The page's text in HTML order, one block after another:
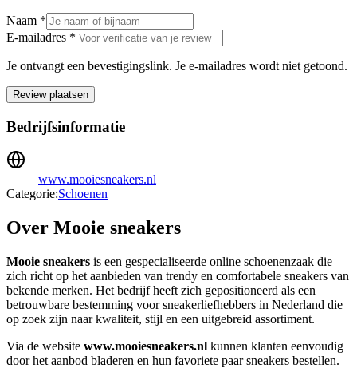
Naam *
E-mailadres *
Je ontvangt een bevestigingslink. Je e-mailadres wordt niet getoond.
Review plaatsen
Bedrijfsinformatie
www.mooiesneakers.nl
Categorie:Schoenen
Over Mooie sneakers
Mooie sneakers is een gespecialiseerde online schoenenzaak die
zich richt op het aanbieden van trendy en comfortabele sneakers van
bekende merken. Het bedrijf heeft zich gepositioneerd als een
betrouwbare bestemming voor sneakerliefhebbers in Nederland die
op zoek zijn naar kwaliteit, stijl en een uitgebreid assortiment.
Via de website www.mooiesneakers.nl kunnen klanten eenvoudig
door het aanbod bladeren en hun favoriete paar sneakers bestellen.